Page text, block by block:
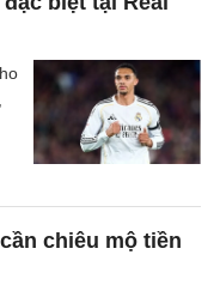
chiêu mộ tiền